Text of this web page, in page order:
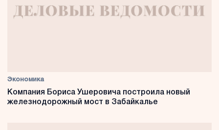
Экономика
Компания Бориса Ушеровича построила новый
железнодорожный мост в Забайкалье